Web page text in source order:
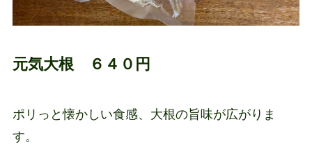
元気大根 ６４０円
ポリっと懐かしい食感、大根の旨味が広がりま
す。